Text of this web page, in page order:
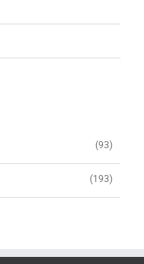
(93)
(193)